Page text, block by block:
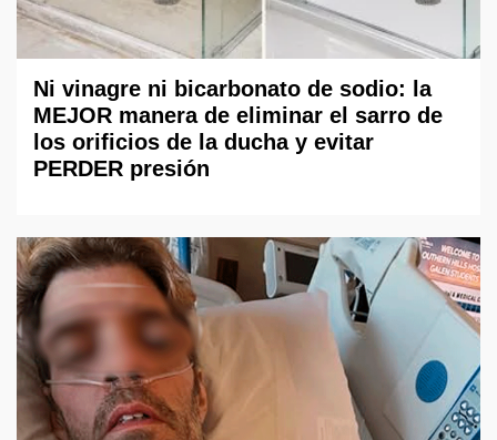
Ni vinagre ni bicarbonato de sodio: la
MEJOR manera de eliminar el sarro de
los orificios de la ducha y evitar
PERDER presión